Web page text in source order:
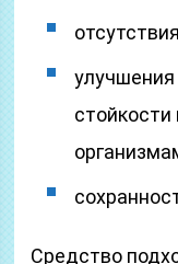
Средство